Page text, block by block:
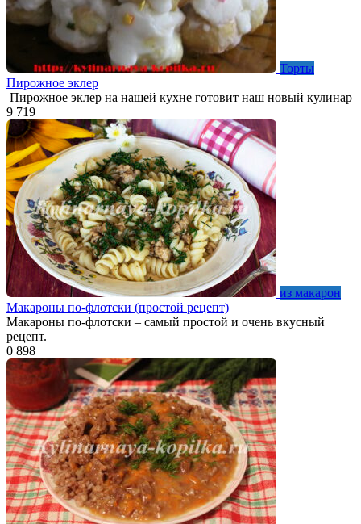
Торты
Пирожное эклер
Пирожное эклер на нашей кухне готовит наш новый кулинар
9 719
из макарон
Макароны по-флотски (простой рецепт)
Макароны по-флотски – самый простой и очень вкусный
рецепт.
0 898